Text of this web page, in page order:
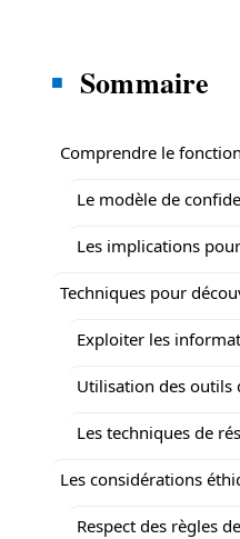
Sommaire
Comprendre le
Le modèle de
Les implications
Techniques pour
Exploiter les
Utilisation des outils
Les techniques de
Les considérations
Respect des règles